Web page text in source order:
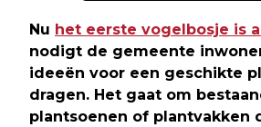
Nu het eerste vogelbosje is
nodigt de gemeente
ideeën voor een geschikte
dragen. Het gaat om
plantsoenen of plantvakken